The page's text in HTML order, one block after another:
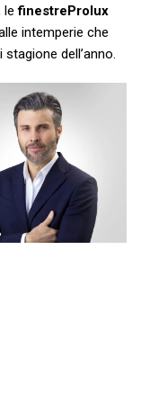
lefinestreProlux
intemperie che
dell’anno.